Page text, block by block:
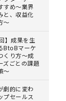
すめ～業界
と、収益化
～
】成果を生
BtoBマーケ
くり方～成
ズごとの課題
～
劇的に変わ
プセールス